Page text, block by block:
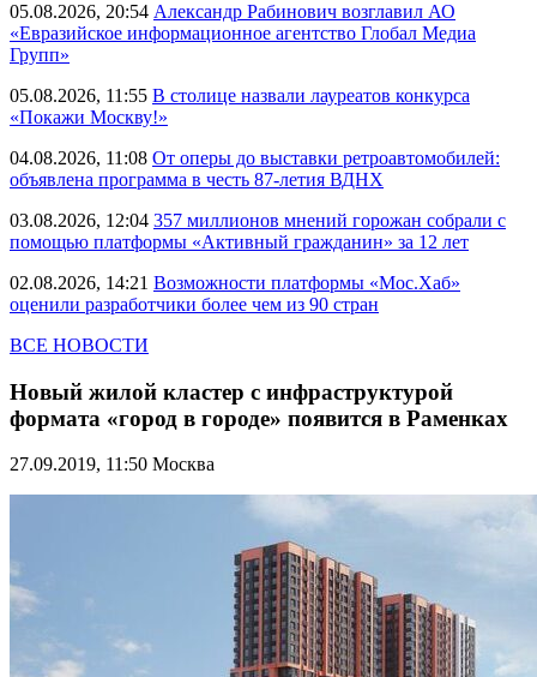
05.08.2026, 20:54 Александр Рабинович возглавил АО
«Евразийское информационное агентство Глобал Медиа
Групп»
05.08.2026, 11:55 В столице назвали лауреатов конкурса
«Покажи Москву!»
04.08.2026, 11:08 От оперы до выставки ретроавтомобилей:
объявлена программа в честь 87-летия ВДНХ
03.08.2026, 12:04 357 миллионов мнений горожан собрали с
помощью платформы «Активный гражданин» за 12 лет
02.08.2026, 14:21 Возможности платформы «Мос.Хаб»
оценили разработчики более чем из 90 стран
ВСЕ НОВОСТИ
Новый жилой кластер с инфраструктурой
формата «город в городе» появится в Раменках
27.09.2019, 11:50 Москва